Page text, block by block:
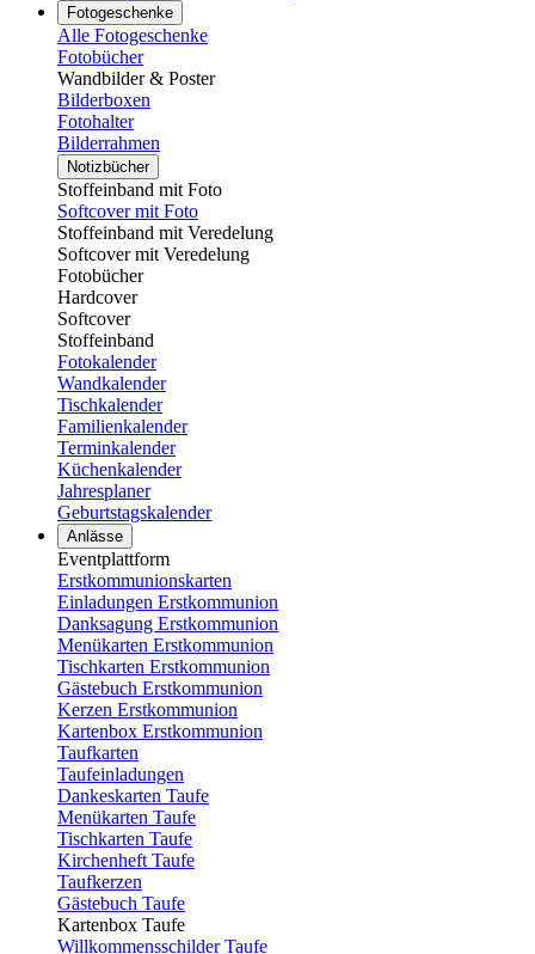
Fotogeschenke
Alle Fotogeschenke
Fotobücher
Wandbilder & Poster
Bilderboxen
Fotohalter
Bilderrahmen
Notizbücher
Stoffeinband mit Foto
Softcover mit Foto
Stoffeinband mit Veredelung
Softcover mit Veredelung
Fotobücher
Hardcover
Softcover
Stoffeinband
Fotokalender
Wandkalender
Tischkalender
Familienkalender
Terminkalender
Küchenkalender
Jahresplaner
Geburtstagskalender
Anlässe
Eventplattform
Erstkommunionskarten
Einladungen Erstkommunion
Danksagung Erstkommunion
Menükarten Erstkommunion
Tischkarten Erstkommunion
Gästebuch Erstkommunion
Kerzen Erstkommunion
Kartenbox Erstkommunion
Taufkarten
Taufeinladungen
Dankeskarten Taufe
Menükarten Taufe
Tischkarten Taufe
Kirchenheft Taufe
Taufkerzen
Gästebuch Taufe
Kartenbox Taufe
Willkommensschilder Taufe